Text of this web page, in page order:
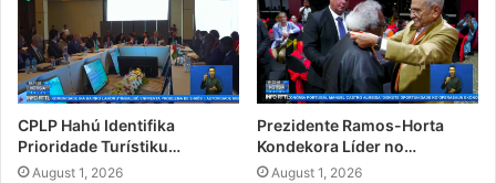
CPLP Hahú Identifika
Prioridade Turístiku…
August 1, 2026
Prezidente Ramos-Horta
Kondekora Líder no…
August 1, 2026